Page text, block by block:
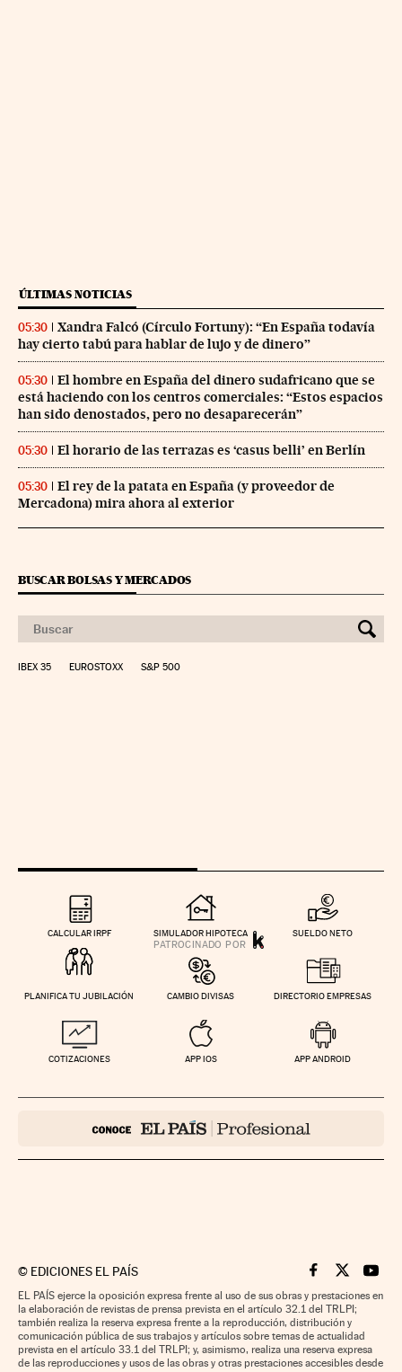
ÚLTIMAS NOTICIAS
05:30
Xandra Falcó (Círculo Fortuny): “En España todavía
hay cierto tabú para hablar de lujo y de dinero”
05:30
El hombre en España del dinero sudafricano que se
está haciendo con los centros comerciales: “Estos espacios
han sido denostados, pero no desaparecerán”
05:30 El horario de las terrazas es ‘casus belli’ en Berlín
05:30
El rey de la patata en España (y proveedor de
Mercadona) mira ahora al exterior
BUSCAR BOLSAS Y MERCADOS
IBEX 35 EUROSTOXX S&P 500
CALCULAR IRPF SIMULADOR HIPOTECA SUELDO NETO
PLANIFICA TU JUBILACIÓN CAMBIO DIVISAS DIRECTORIO EMPRESAS
COTIZACIONES APP IOS APP ANDROID
© EDICIONES EL PAÍS Cinco Días en
Cinco Días
Cinco
EL PAÍS ejerce la oposición expresa frente al uso de sus obras y prestaciones en
la elaboración de revistas de prensa prevista en el artículo 32.1 del TRLPI;
también realiza la reserva expresa frente a la reproducción, distribución y
comunicación pública de sus trabajos y artículos sobre temas de actualidad
prevista en el artículo 33.1 del TRLPI; y, asimismo, realiza una reserva expresa
de las reproducciones y usos de las obras y otras prestaciones accesibles desde